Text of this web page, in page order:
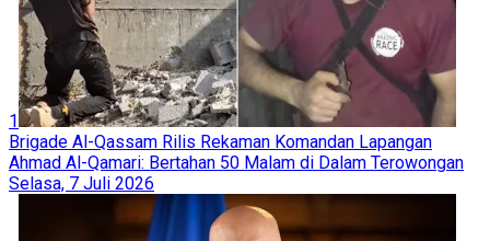
1
Brigade Al-Qassam Rilis Rekaman Komandan Lapangan
Ahmad Al-Qamari: Bertahan 50 Malam di Dalam Terowongan
Selasa, 7 Juli 2026